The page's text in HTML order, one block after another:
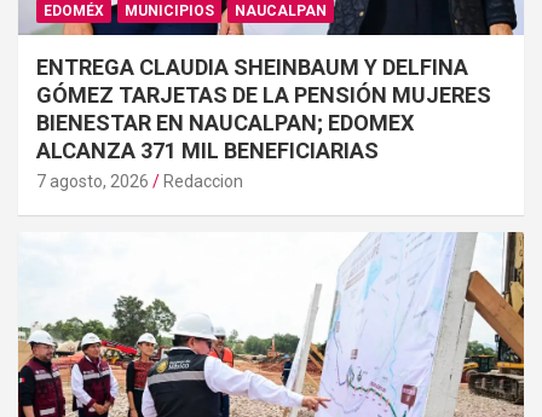
EDOMÉX MUNICIPIOS NAUCALPAN
ENTREGA CLAUDIA SHEINBAUM Y DELFINA
GÓMEZ TARJETAS DE LA PENSIÓN MUJERES
BIENESTAR EN NAUCALPAN; EDOMEX
ALCANZA 371 MIL BENEFICIARIAS
7 agosto, 2026 Redaccion